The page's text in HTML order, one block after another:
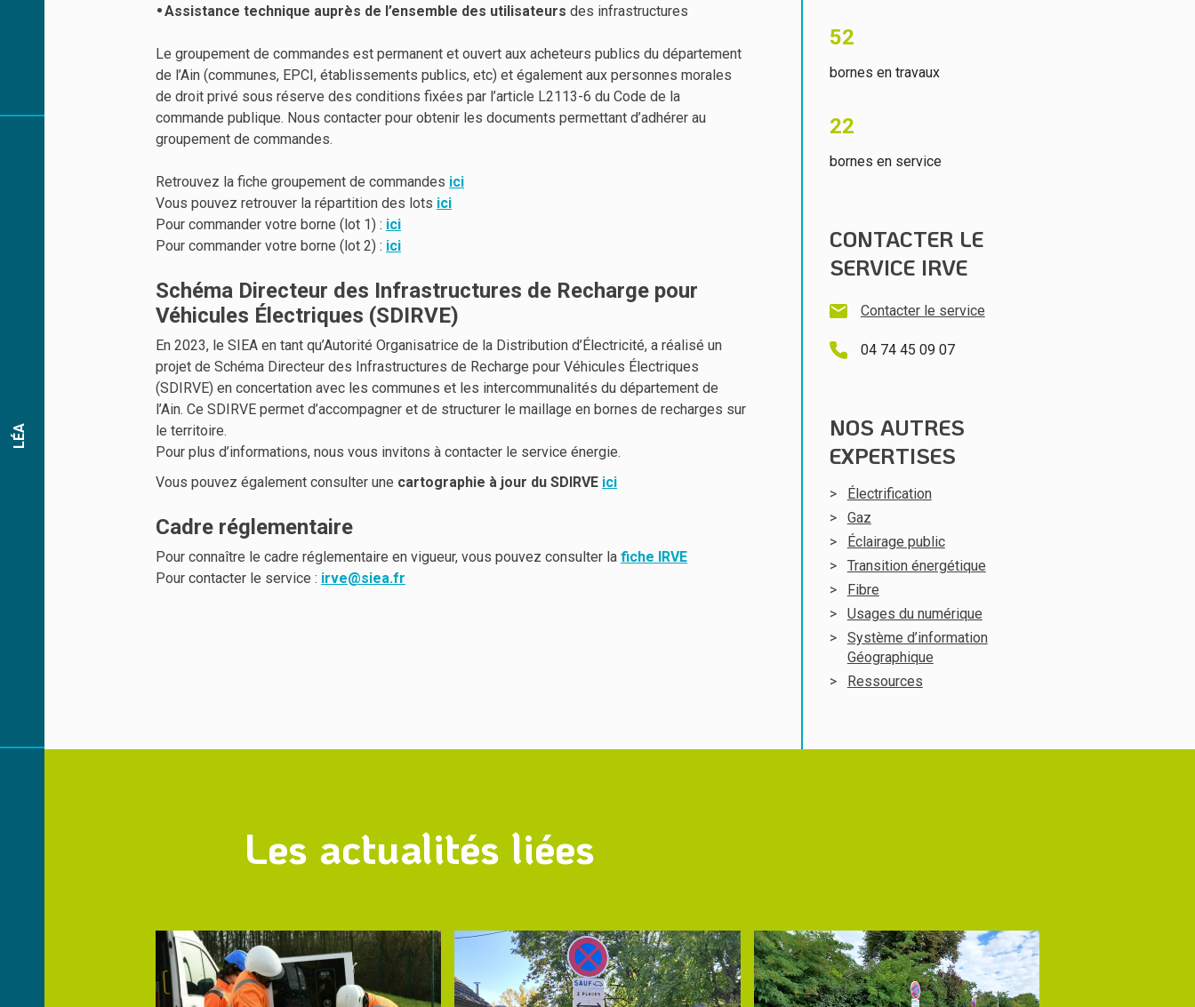
LÉA
Assistance technique auprès de l’ensemble des utilisateurs des infrastructures
Le groupement de commandes est permanent et ouvert aux acheteurs publics du département
de l’Ain (communes, EPCI, établissements publics, etc) et également aux personnes morales
de droit privé sous réserve des conditions fixées par l’article L2113-6 du Code de la
commande publique. Nous contacter pour obtenir les documents permettant d’adhérer au
groupement de commandes.
Retrouvez la fiche groupement de commandes ici
Vous pouvez retrouver la répartition des lots ici
Pour commander votre borne (lot 1) : ici
Pour commander votre borne (lot 2) : ici
Schéma Directeur des Infrastructures de Recharge pour
Véhicules Électriques (SDIRVE)
En 2023, le SIEA en tant qu’Autorité Organisatrice de la Distribution d’Électricité, a réalisé un
projet de Schéma Directeur des Infrastructures de Recharge pour Véhicules Électriques
(SDIRVE) en concertation avec les communes et les intercommunalités du département de
l’Ain. Ce SDIRVE permet d’accompagner et de structurer le maillage en bornes de recharges sur
le territoire.
Pour plus d’informations, nous vous invitons à contacter le service énergie.
Vous pouvez également consulter une cartographie à jour du SDIRVE ici
Cadre réglementaire
Pour connaître le cadre réglementaire en vigueur, vous pouvez consulter la fiche IRVE
Pour contacter le service : irve@siea.fr
52
bornes en travaux
22
bornes en service
CONTACTER LE
SERVICE IRVE
Contacter le service
04 74 45 09 07
NOS AUTRES
EXPERTISES
Électrification
Gaz
Éclairage public
Transition énergétique
Fibre
Usages du numérique
Système d’information
Géographique
Ressources
Les actualités liées